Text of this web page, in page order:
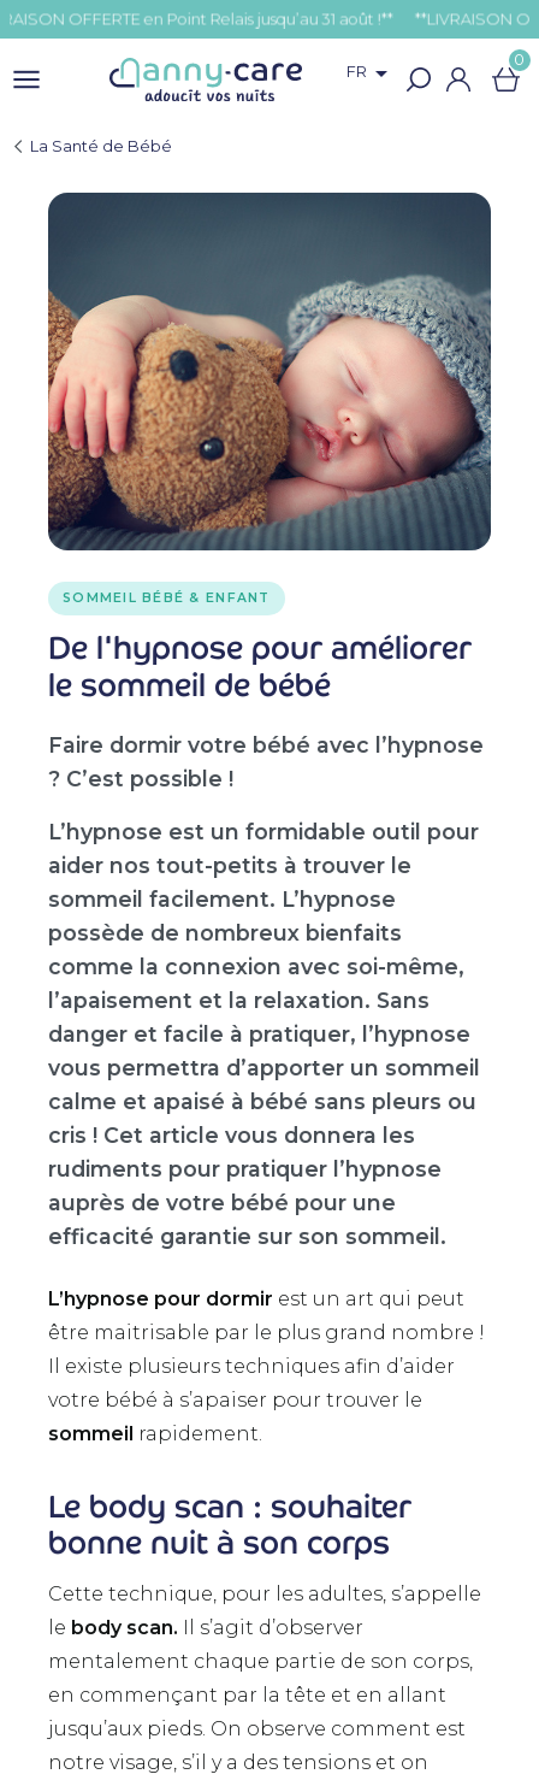
OFFERTE en Point Relais jusqu’au 31 août !**
FR  0
La Santé de Bébé
SOMMEIL BÉBÉ & ENFANT
De l'hypnose pour améliorer
le sommeil de bébé
Faire dormir votre bébé avec l’hypnose
? C’est possible !
L’hypnose est un formidable outil pour
aider nos tout-petits à trouver le
sommeil facilement. L’hypnose
possède de nombreux bienfaits
comme la connexion avec soi-même,
l’apaisement et la relaxation. Sans
danger et facile à pratiquer, l’hypnose
vous permettra d’apporter un sommeil
calme et apaisé à bébé sans pleurs ou
cris ! Cet article vous donnera les
rudiments pour pratiquer l’hypnose
auprès de votre bébé pour une
efficacité garantie sur son sommeil.
L’hypnose pour dormir est un art qui peut
être maitrisable par le plus grand nombre !
Il existe plusieurs techniques afin d’aider
votre bébé à s’apaiser pour trouver le
sommeil rapidement.
Le body scan : souhaiter
bonne nuit à son corps
Cette technique, pour les adultes, s’appelle
le body scan. Il s’agit d’observer
mentalement chaque partie de son corps,
en commençant par la tête et en allant
jusqu’aux pieds. On observe comment est
notre visage, s’il y a des tensions et on